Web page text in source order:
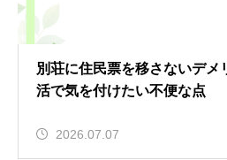
別荘に住民票を移さないデメ
活で気を付けたい不便な点
2026.07.07